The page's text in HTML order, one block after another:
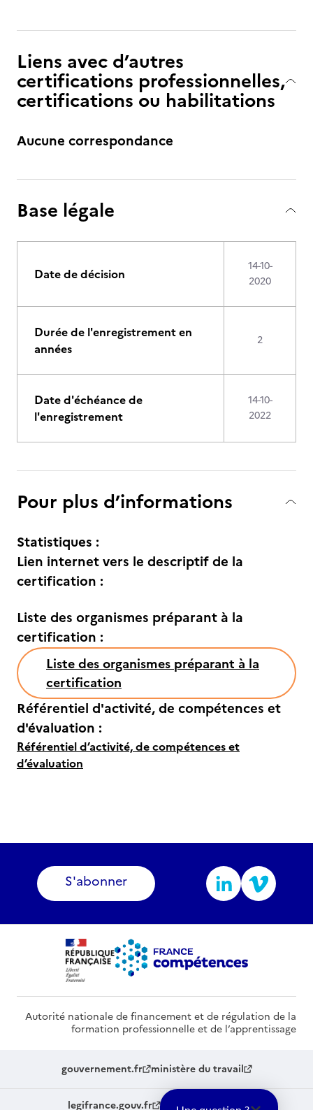
Liens avec d’autres
certifications professionnelles,
certifications ou habilitations
Aucune correspondance
Base légale
Date de décision
14-10-
2020
Durée de l'enregistrement en
années
2
Date d'échéance de
l'enregistrement
14-10-
2022
Pour plus d’informations
Statistiques :
Lien internet vers le descriptif de la
certification :
Liste des organismes préparant à la
certification :
Liste des organismes préparant à la
certification
Référentiel d'activité, de compétences et
d'évaluation :
Référentiel d’activité, de compétences et
d’évaluation
S'abonner
Autorité nationale de financement et de régulation de la
formation professionnelle et de l’apprentissage
gouvernement.fr ministère du travail
legifrance.gouv.fr service-public.fr